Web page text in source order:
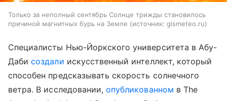
Только за неполный сентябрь Солнце трижды становилось
причиной магнитных бурь на Земле
источник: gismeteo.ru
Специалисты Нью-Йоркского университета в Абу-
Дабисоздали искусственный интеллект, который
способен предсказывать скорость солнечного
ветра. В исследовании,опубликованном в The